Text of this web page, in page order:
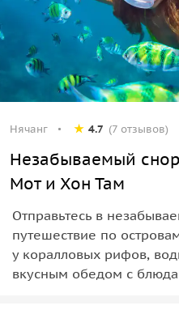
Нячанг 4.7 (7 отзывов)
Незабываемый
Мот и Хон Там
Отправьтесь в
путешествие по
у коралловых рифов,
вкусным обедом с